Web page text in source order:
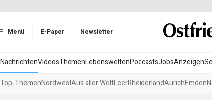
Menü E-Paper Newsletter
NachrichtenVideosThemenLebensweltenPodcastsJobsAnzeigen
Top-ThemenNordwestAus aller WeltLeerRheiderlandAurichEmden